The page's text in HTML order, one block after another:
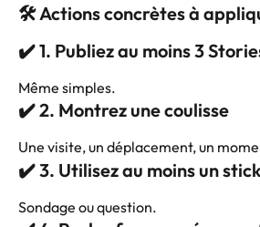
🛠️ Actions concrètes à
✔️ 1. Publiez au moins 3
Même simples.
✔️ 2. Montrez une coulisse
Une visite, un déplacement, un
✔️ 3. Utilisez au moins un
Sondage ou question.